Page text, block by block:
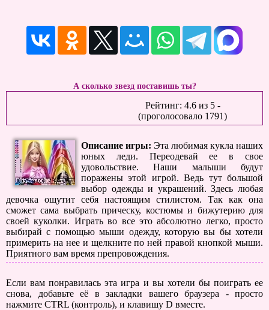
А сколько звезд поставишь ты?
Рейтинг: 4.6из 5-
(проголосовало 1791)
Описание игры: Эта любимая кукла наших
юных леди. Переодевай ее в свое
удовольствие. Наши малыши будут
поражены этой игрой. Ведь тут большой
выбор одежды и украшений. Здесь любая
девочка ощутит себя настоящим стилистом. Так как она
сможет сама выбрать прическу, костюмы и бижутерию для
своей куколки. Играть во все это абсолютно легко, просто
выбирай с помощью мыши одежду, которую вы бы хотели
примерить на нее и щелкните по ней правой кнопкой мыши.
Приятного вам время препровождения.
Если вам понравилась эта игра и вы хотели бы поиграть ее
снова, добавьте её в закладки вашего браузера - просто
нажмите CTRL (контроль), и клавишу D вместе.